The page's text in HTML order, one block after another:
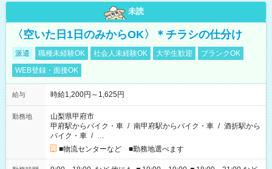
未読
〈空いた日1日のみからOK〉＊チラシの仕分け
派遣 職種未経験OK 社会人未経験OK 大学生歓迎
ブランクOK
WEB登録・面接OK
給与 時給1,200円～1,625円
勤務地
山梨県甲府市
甲府駅からバイク・車 / 南甲府駅からバイク・車 / 酒折駅から
バイク・車 / …
■物流センターなど ■勤務地選べます